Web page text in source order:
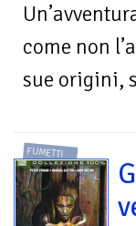
come non
sue origini,
FUMETTI